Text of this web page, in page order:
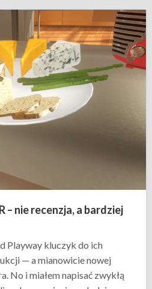
– nie recenzja, a bardziej
Playway kluczyk do ich
— a mianowicie nowej
No i miałem napisać zwykłą